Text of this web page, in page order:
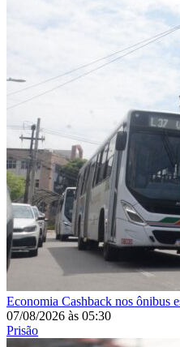
Economia Cashback nos ônibus
07/08/2026 às 05:30
Prisão